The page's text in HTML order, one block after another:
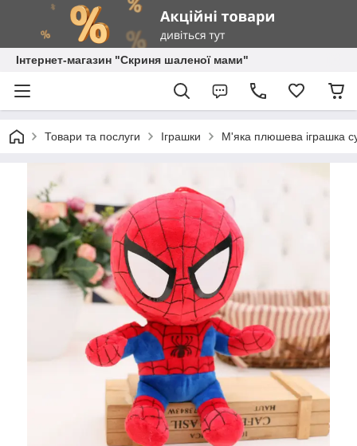
Інтернет-магазин "Скриня шаленої мами"
Товари та послуги Іграшки М'яка плюшева іграшка